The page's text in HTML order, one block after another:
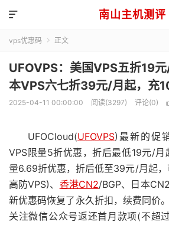
南山主机测评

vps优惠码  正文
UFOVPS：美国VPS五折19
本VPS六七折39元/月起，充
2025-04-11 00:00:00 阅读(3297) 评论(0)
UFOCloud(UFOVPS)最新的促
VPS限量5折优惠，折后最低19元/月
量6.69折优惠，折后低至39元/月起
高防VPS)、 香港CN2/BGP、日本
新优惠码恢复了永久折扣，续费同价
关注微信公众号返还首月款项(不超